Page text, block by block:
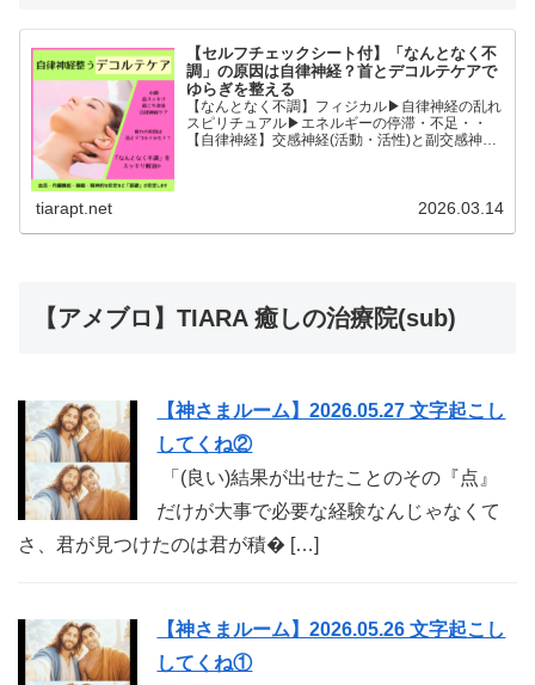
【セルフチェックシート付】「なんとなく不
調」の原因は自律神経？首とデコルテケアで
ゆらぎを整える
【なんとなく不調】フィジカル▶︎自律神経の乱れ
スピリチュアル▶︎エネルギーの停滞・不足・・
【自律神経】交感神経(活動・活性)と副交感神経
tiarapt.net 2026.03.14
【アメブロ】TIARA 癒しの治療院(sub)
【神さまルーム】2026.05.27 文字起こし
してくね②
「(良い)結果が出せたことのその『点』
だけが大事で必要な経験なんじゃなくて
さ、君が見つけたのは君が積� […]
【神さまルーム】2026.05.26 文字起こし
してくね①